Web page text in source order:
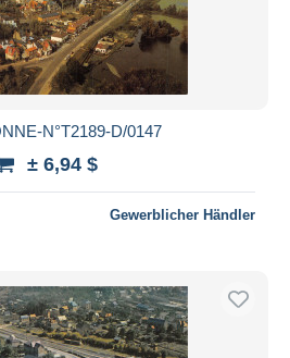
N°T2189-D/0147
± 6,94 $
Gewerblicher Händler